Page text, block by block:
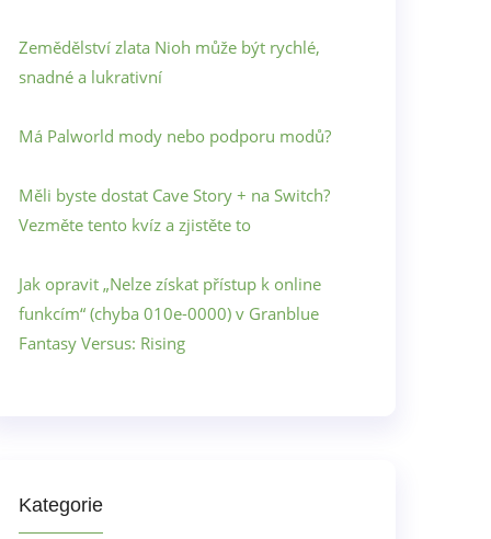
Zemědělství zlata Nioh může být rychlé,
snadné a lukrativní
Má Palworld mody nebo podporu modů?
Měli byste dostat Cave Story + na Switch?
Vezměte tento kvíz a zjistěte to
Jak opravit „Nelze získat přístup k online
funkcím“ (chyba 010e-0000) v Granblue
Fantasy Versus: Rising
Kategorie